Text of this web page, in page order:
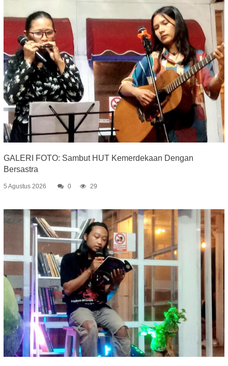
GALERI FOTO: Sambut HUT Kemerdekaan Dengan
Bersastra
5 Agustus 2026 0 29